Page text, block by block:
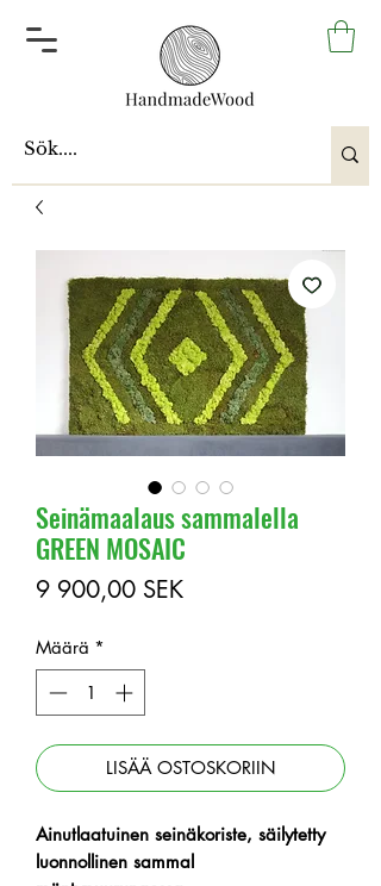
Seinämaalaus sammalella
GREEN MOSAIC
9 900,00 SEKHinta
Määrä *
LISÄÄ OSTOSKORIIN
Ainutlaatuinen seinäkoriste, säilytetty
luonnollinen sammal